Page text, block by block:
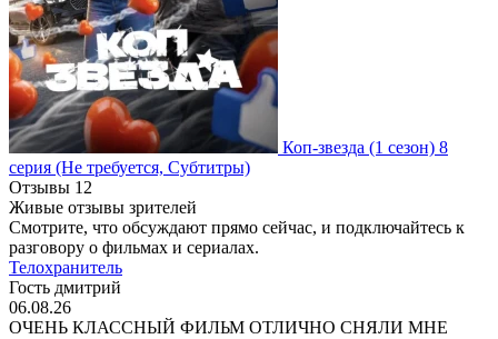
Коп-звезда (1 сезон) 8
серия (Не требуется, Субтитры)
Отзывы 12
Живые отзывы зрителей
Смотрите, что обсуждают прямо сейчас, и подключайтесь к
разговору о фильмах и сериалах.
Телохранитель
Гость дмитрий
06.08.26
ОЧЕНЬ КЛАССНЫЙ ФИЛЬМ ОТЛИЧНО СНЯЛИ МНЕ